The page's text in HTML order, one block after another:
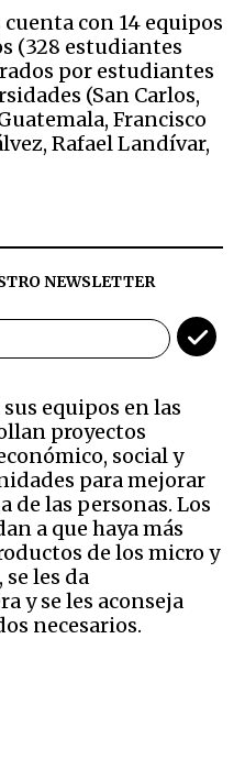
con 14 equipos
(328 estudiantes
por estudiantes
(San Carlos,
Francisco
Rafael Landívar,
NEWSLETTER
equipos en las
proyectos
social y
para mejorar
de las personas. Los
a que haya más
de los micro y
les da
y se les aconseja
necesarios.